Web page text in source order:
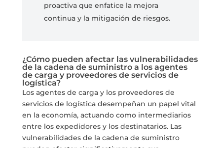
proactiva que enfatice la mejora
continua y la mitigación de riesgos.
¿Cómo pueden afectar las vulnerabilidades
de la cadena de suministro a los agentes
de carga y proveedores de servicios de
logística?
Los agentes de carga y los proveedores de
servicios de logística desempeñan un papel vital
en la economía, actuando como intermediarios
entre los expedidores y los destinatarios. Las
vulnerabilidades de la cadena de suministro